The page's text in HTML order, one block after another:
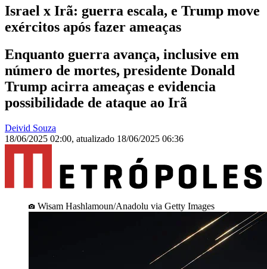
Israel x Irã: guerra escala, e Trump move
exércitos após fazer ameaças
Enquanto guerra avança, inclusive em
número de mortes, presidente Donald
Trump acirra ameaças e evidencia
possibilidade de ataque ao Irã
Deivid Souza
18/06/2025 02:00, atualizado 18/06/2025 06:36
Wisam Hashlamoun/Anadolu via Getty Images